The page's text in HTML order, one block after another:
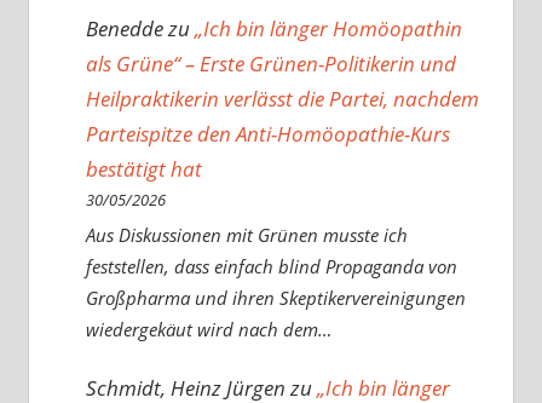
Beneddezu„Ich bin länger Homöopathin
als Grüne“ – Erste Grünen-Politikerin und
Heilpraktikerin verlässt die Partei, nachdem
Parteispitze den Anti-Homöopathie-Kurs
bestätigt hat
30/05/2026
Aus Diskussionen mit Grünen musste ich
feststellen, dass einfach blind Propaganda von
Großpharma und ihren Skeptikervereinigungen
wiedergekäut wird nach dem…
Schmidt, Heinz Jürgenzu„Ich bin länger